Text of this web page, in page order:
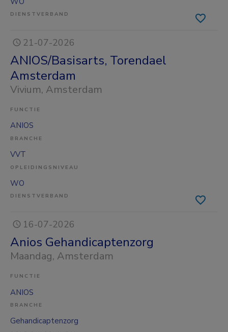
DIENSTVERBAND
21-07-2026
ANIOS/Basisarts, Torendael
Amsterdam
Vivium, Amsterdam
FUNCTIE
ANIOS
BRANCHE
VVT
OPLEIDINGSNIVEAU
WO
DIENSTVERBAND
16-07-2026
Anios Gehandicaptenzorg
Maandag, Amsterdam
FUNCTIE
ANIOS
BRANCHE
Gehandicaptenzorg